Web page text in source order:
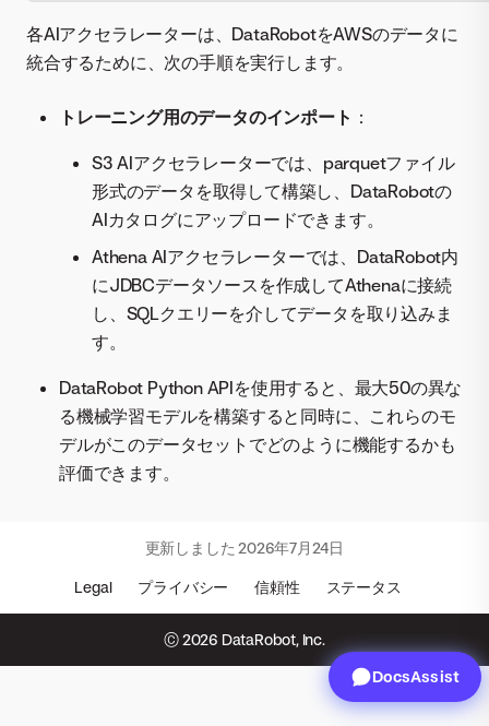
各AIアクセラレーターは、DataRobotをAWSのデータに
統合するために、次の手順を実行します。
トレーニング用のデータのインポート ：
S3 AIアクセラレーターでは、parquetファイル
形式のデータを取得して構築し、DataRobotの
AIカタログにアップロードできます。
Athena AIアクセラレーターでは、DataRobot内
にJDBCデータソースを作成してAthenaに接続
し、SQLクエリーを介してデータを取り込みま
す。
DataRobot Python APIを使用すると、最大50の異な
る機械学習モデルを構築すると同時に、これらのモ
デルがこのデータセットでどのように機能するかも
評価できます。
Legal プライバシー 信頼性 ステータス
更新しました2026年7月24日
© 2026 DataRobot, Inc.
DocsAssist